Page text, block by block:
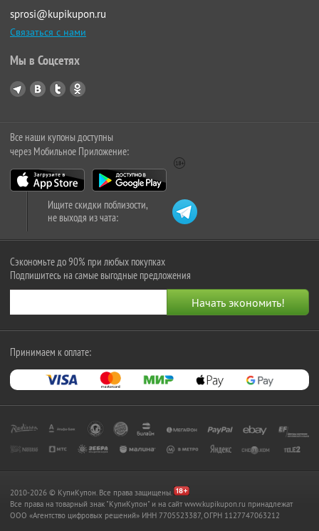
sprosi@kupikupon.ru
Связаться с нами
Мы в Соцсетях
Все наши купоны доступны
через Мобильное Приложение:
Ищите скидки поблизости,
не выходя из чата:
Сэкономьте до 90% при любых покупках
Подпишитесь на самые выгодные предложения
Принимаем к оплате:
2010-2026 © КупиКупон. Все права защищены.
Все права на товарный знак "КупиКупон" и на сайт www.kupikupon.ru принадлежат
OOO «Агентство цифровых решений» ИНН 7705523387, ОГРН 1127747063212